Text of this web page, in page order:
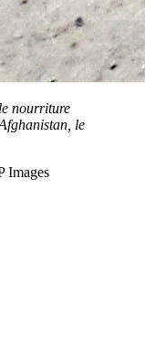
nourriture
le
Images